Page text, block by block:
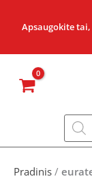
Apsaugokite
Pradinis /